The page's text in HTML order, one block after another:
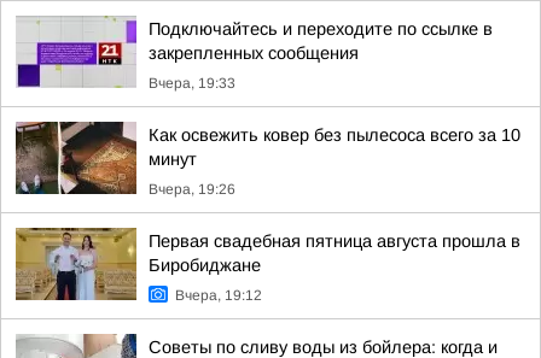
Подключайтесь и переходите по ссылке в
закрепленных сообщения
Вчера, 19:33
Как освежить ковер без пылесоса всего за 10
минут
Вчера, 19:26
Первая свадебная пятница августа прошла в
Биробиджане
Вчера, 19:12
Советы по сливу воды из бойлера: когда и